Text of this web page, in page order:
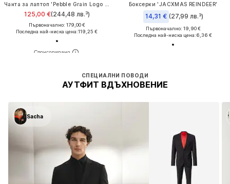
125,00 €(244,48 лв.³)
Първоначално: 179,00 €
Последна най-ниска цена:119,25 €
Боксерки 'JACXMAS REINDEER'
14,31 € (27,99 лв.³)
Първоначално: 19,90 €
Последна най-ниска цена:6,36 €
СПЕЦИАЛНИ ПОВОДИ
АУТФИТ ВДЪХНОВЕНИЕ
Sacha